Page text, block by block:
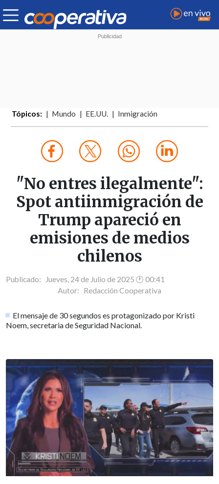
Tópicos: Mundo EE.UU. Inmigración
"No entres ilegalmente":
Spot antiinmigración de
Trump apareció en
emisiones de medios
chilenos
Publicado: Jueves, 24 de Julio de 2025 🕐 00:41
Autor: Redacción Cooperativa
El mensaje de 30 segundos es protagonizado por Kristi
Noem, secretaria de Seguridad Nacional.